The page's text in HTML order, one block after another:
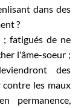
dans des
?
fatigués de ne
l'âme-soeur ;
des
les maux
permanence,